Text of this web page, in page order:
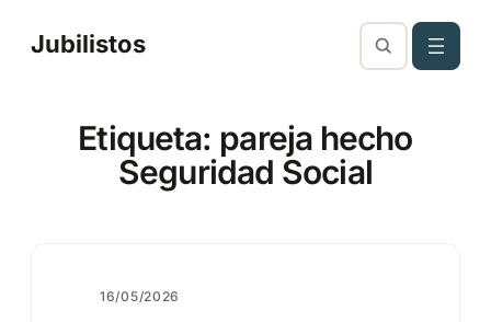
Jubilistos
Etiqueta: pareja hecho
Seguridad Social
16/05/2026